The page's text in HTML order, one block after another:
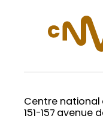
Centre national
151-157 avenue